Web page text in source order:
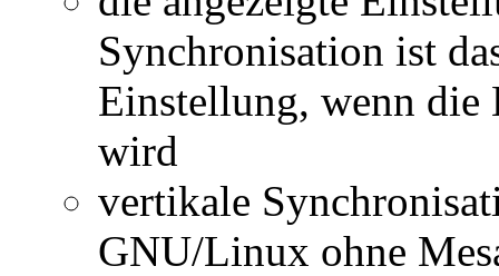
Synchronisation ist
Einstellung, wenn die
wird
vertikale
GNU/Linux ohne